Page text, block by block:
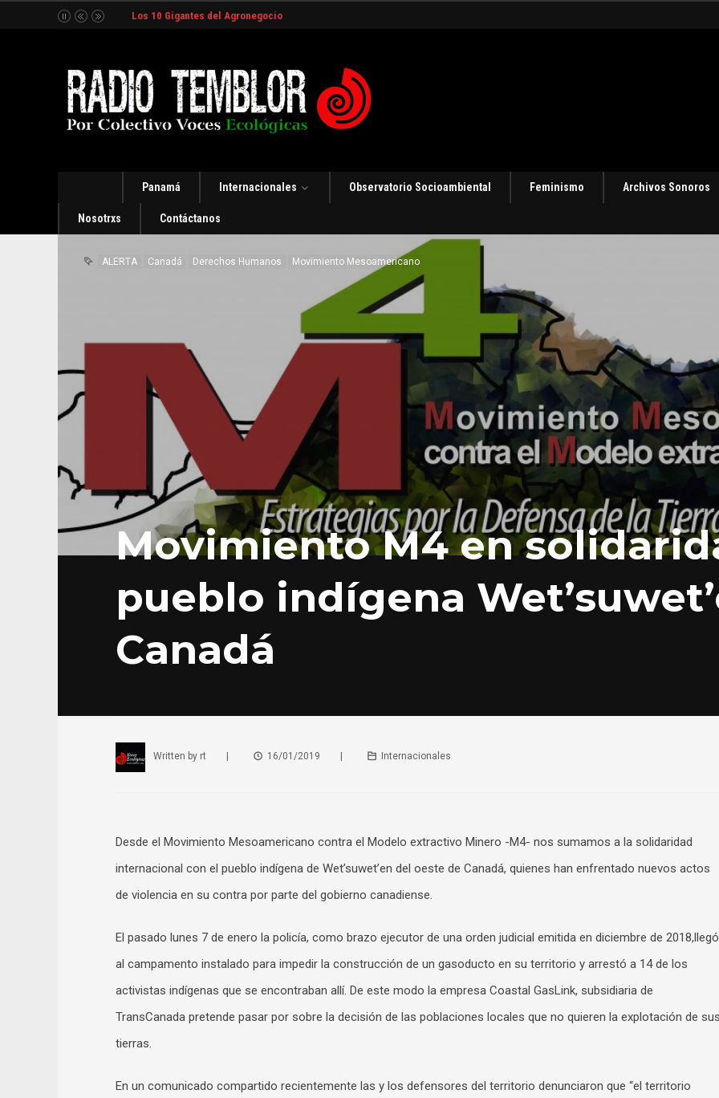
Los 10 Gigantes del Agronegocio
Panamá Internacionales Observatorio Socioambiental Feminismo Archivos Sonoros
Nosotrxs Contáctanos
ALERTA Canadá Derechos Humanos Movimiento Mesoamericano
Movimiento M4 en
pueblo indígena
Canadá
Written by rt 16/01/2019 Internacionales
Desde el Movimiento Mesoamericano contra el Modelo extractivo Minero -M4- nos sumamos a la solidaridad
internacional con el pueblo indígena de Wet’suwet’en del oeste de Canadá, quienes han enfrentado nuevos actos
de violencia en su contra por parte del gobierno canadiense.
El pasado lunes 7 de enero la policía, como brazo ejecutor de una orden judicial emitida en diciembre de 2018,llegó
al campamento instalado para impedir la construcción de un gasoducto en su territorio y arrestó a 14 de los
activistas indígenas que se encontraban allí. De este modo la empresa Coastal GasLink, subsidiaria de
TransCanada pretende pasar por sobre la decisión de las poblaciones locales que no quieren la explotación de
tierras.
En un comunicado compartido recientemente las y los defensores del territorio denunciaron que “el territorio